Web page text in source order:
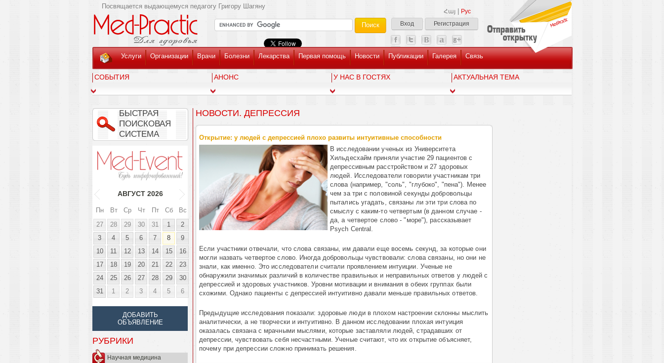
Հայ
Рус
Вход
Регистрация
Посвящается выдающемуся педагогу Григору Шагяну
Услуги Организации Врачи Болезни Лекарства Первая помощь Новости Публикации Галерея Связь
СОБЫТИЯ АНОНС У НАС В ГОСТЯХ AКТУАЛЬНАЯ ТЕМА
БЫСТРАЯ
ПОИСКОВАЯ
СИСТЕМА
АВГУСТ 2026
Пн Вт Ср Чт Пт Сб
Вс
27
28 29 30 31 1
2
3
4 5 6 7 8
9
10
11 12 13 14 15
16
17
18 19 20 21 22
23
24
25 26 27 28 29
30
31
1 2 3 4 5 6
ДОБАВИТЬ
ОБЪЯВЛЕНИЕ
РУБРИКИ
Научная медицина
НОВОСТИ. ДЕПРЕССИЯ
Открытие: у людей с депрессией плохо развиты интуитивные способности
В исследовании ученых из Университета
Хильдесхайм приняли участие 29 пациентов с
депрессивным расстройством и 27 здоровых
людей. Исследователи говорили участникам три
слова (например, "соль", "глубоко", "пена"). Менее
чем за три с половиной секунды добровольцы
пытались угадать, связаны ли эти три слова по
смыслу с каким-то четвертым (в данном случае -
да, а четвертое слово - "море"), рассказывает
Psych Central.
Если участники отвечали, что слова связаны, им давали еще восемь секунд, за которые они
могли назвать четвертое слово. Иногда добровольцы чувствовали: слова связаны, но они не
знали, как именно. Это исследователи считали проявлением интуиции. Ученые не
обнаружили значимых различий в количестве правильных и неправильных ответов у людей с
депрессией и здоровых участников. Уровни мотивации и внимания в обеих группах были
схожими. Однако пациенты с депрессией интуитивно давали меньше правильных ответов.
Предыдущие исследования показали: здоровые люди в плохом настроении склонны мыслить
аналитически, а не творчески и интуитивно. В данном исследовании плохая интуиция
оказалась связана с мрачными мыслями, которые заставляли людей, страдавших от
депрессии, чувствовать себя несчастными. Ученые считают, что их открытие объясняет,
почему при депрессии сложно принимать решения.